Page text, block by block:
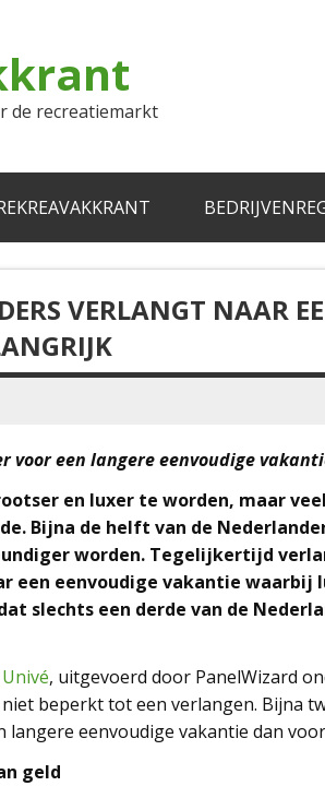
de recreatiemarkt
VERLANGT NAAR
voor een langere eenvoudige
en luxer te worden, maar
Bijna de helft van de
worden. Tegelijkertijd
een eenvoudige vakantie
slechts een derde van de
, uitgevoerd door PanelWizard
beperkt tot een verlangen. Bijna
langere eenvoudige vakantie dan
geld